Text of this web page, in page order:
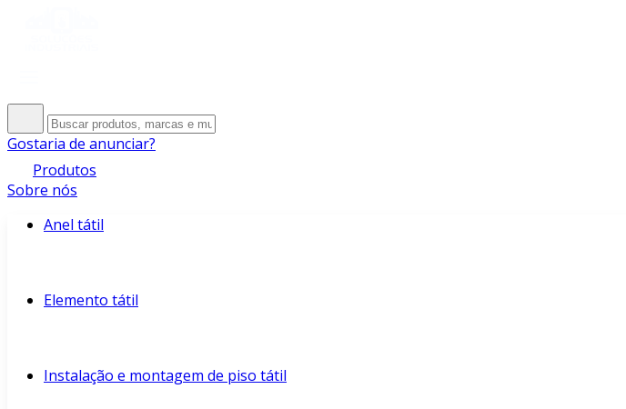
Gostaria de anunciar?
Produtos
Sobre nós
Anel tátil
Elemento tátil
Instalação e montagem de piso tátil